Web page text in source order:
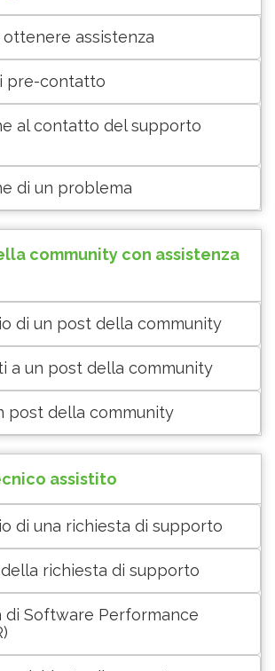
assistenza
pre-contatto
al contatto del supporto
di un problema
community con assistenza
di un post della community
a un post della community
post della community
assistito
di una richiesta di supporto
richiesta di supporto
di Software Performance